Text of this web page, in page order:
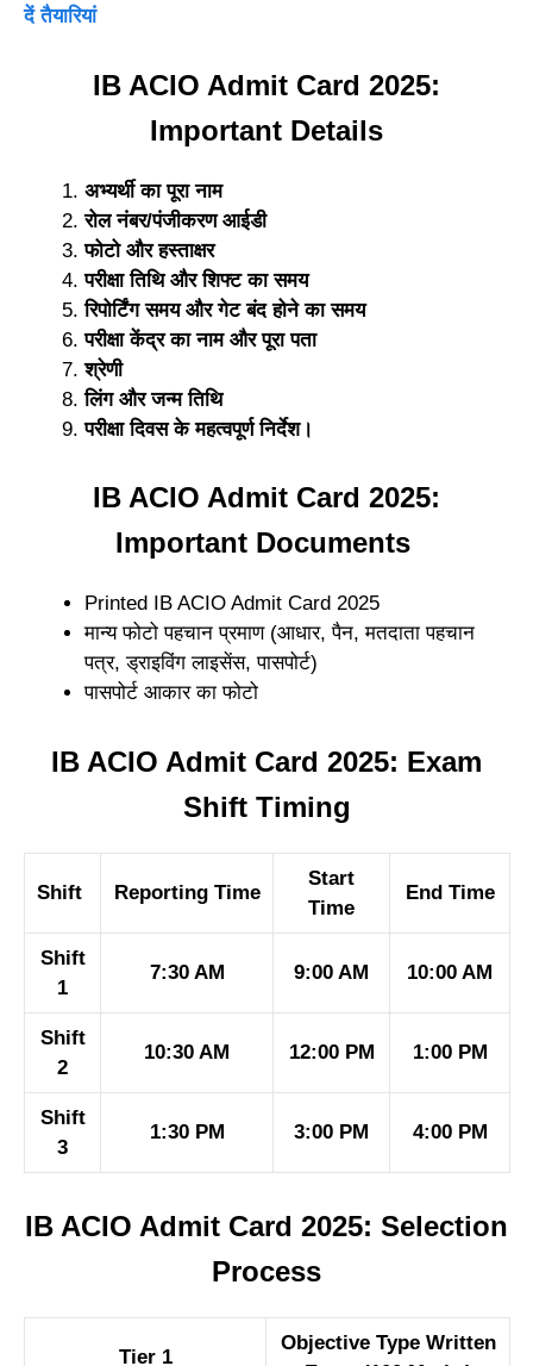
दें तैयारियां
IB ACIO Admit Card 2025:
Important Details
अभ्यर्थी का पूरा नाम
रोल नंबर/पंजीकरण आईडी
फोटो और हस्ताक्षर
परीक्षा तिथि और शिफ्ट का समय
रिपोर्टिंग समय और गेट बंद होने का समय
परीक्षा केंद्र का नाम और पूरा पता
श्रेणी
लिंग और जन्म तिथि
परीक्षा दिवस के महत्वपूर्ण निर्देश।
IB ACIO Admit Card 2025:
Important Documents
Printed IB ACIO Admit Card 2025
मान्य फोटो पहचान प्रमाण (आधार, पैन, मतदाता पहचान
पत्र, ड्राइविंग लाइसेंस, पासपोर्ट)
पासपोर्ट आकार का फोटो
IB ACIO Admit Card 2025: Exam
Shift Timing
Shift Reporting Time
Start
Time
End Time
Shift
1
7:30 AM 9:00 AM 10:00 AM
Shift
2
10:30 AM 12:00 PM 1:00 PM
Shift
3
1:30 PM 3:00 PM 4:00 PM
IB ACIO Admit Card 2025: Selection
Process
Tier 1
Objective Type Written